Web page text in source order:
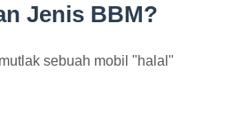
Jenis BBM?
sebuah mobil "halal"